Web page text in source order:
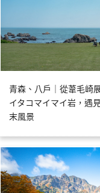
青森、八戶｜從葦毛崎
イタコマイマイ岩，遇
末風景